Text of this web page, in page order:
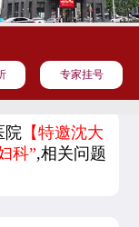
专家挂号
院 【特邀沈大
科”,相关问题